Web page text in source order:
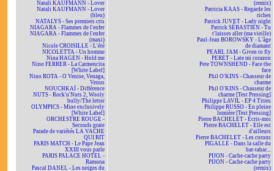
Natali KAUFMANN - Lover
Natali KAUFMANN - Lover
(bleu)
NATALYS - Ses premiers cris
NIAGARA - Flammes de l'enfer
NIAGARA - Flammes de l'enfer
(maxi)
Nicole CROISILLE - L'été
NICOLETTA - Un homme
Nina HAGEN - Hold me
Nino FERRER - La Carmencita
[White Label]
Nino ROTA - O Venise, Venaga,
Venus
NOUCHKAÏ - Différence
NUTS - Rock'n'Nuts 2, Wooly
bully/The letter
OLYMPICS - Mine exclusively
[White Label]
ORCHESTRE ROUGE -
Seconds grate
Parade de variétés LA VACHE
QUI RIT
PARIS MATCH - Le Pape Jean
XXIII vous parle
PARIS PALACE HOTEL -
Ramona
Pascal DANEL - Les neiges du
(remix)
Patricia KAAS - Regarde les
riches
Patrick JUVET - Lady night
Patrick SÉBASTIEN - Tu
t'laisses aller (ma vieille)
Paul-Jean BOROWSKY - L'âge
de diamant
PEARL JAM - Given to fly
PERET - Late mi corazon
Pete TOWNSHEND - Face the
face
Phil O'KINS - Chasseur de
charme
Phil O'KINS - Chasseur de
charme [Test Pressing]
Philippe LAVIL - EP 4 Titres
Philippe RUSSO - En pleine
lumière [Test Pressing]
Pierre BACHELET - Écris-moi
Pierre BACHELET - Elle est
d'ailleurs
Pierre BACHELET - Les corons
PIGALLE - Dans la salle du
bar-tabac...
PIJON - Cache-cache party
PIJON - Cache-cache party
(remix)